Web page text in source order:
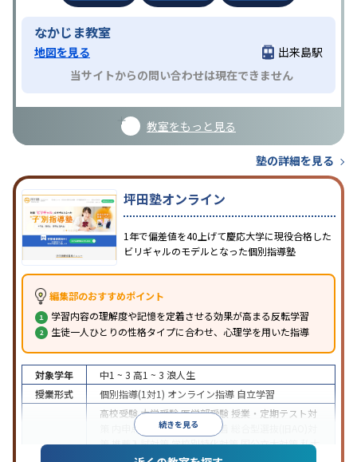
なかじま教室
地図を見る
出来島駅
当サイトからの問い合わせは現在できません
教室をもっと見る
塾の詳細を見る
坪田塾オンライン
1年で偏差値を40上げて慶応大学に現役合格した
ビリギャルのモデルとなった個別指導塾
編集部のおすすめポイント
学習内容の理解度や記憶を定着させる効果が高まる反転学習
生徒一人ひとりの性格タイプに合わせ、心理学を用いた指導
続きを見る
対象学年 中1 ~ 3 高1 ~ 3 浪人生
授業形式
個別指導(1対1) オンライン指導 自立学習
高校受験大学受験医学部受験 授業・定期テスト対
内申点対策学習習慣の定着
策推薦入試対策学校別特化対策国公立大対策私大
共通テスト対策英検(英語検定)対策